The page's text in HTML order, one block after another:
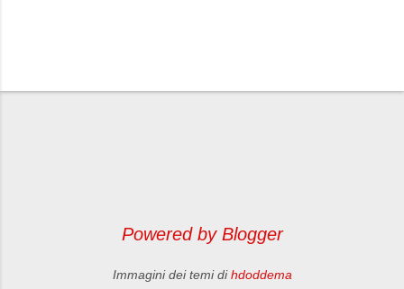
P
Powered by Blogger
Immagini dei temi dihdoddema